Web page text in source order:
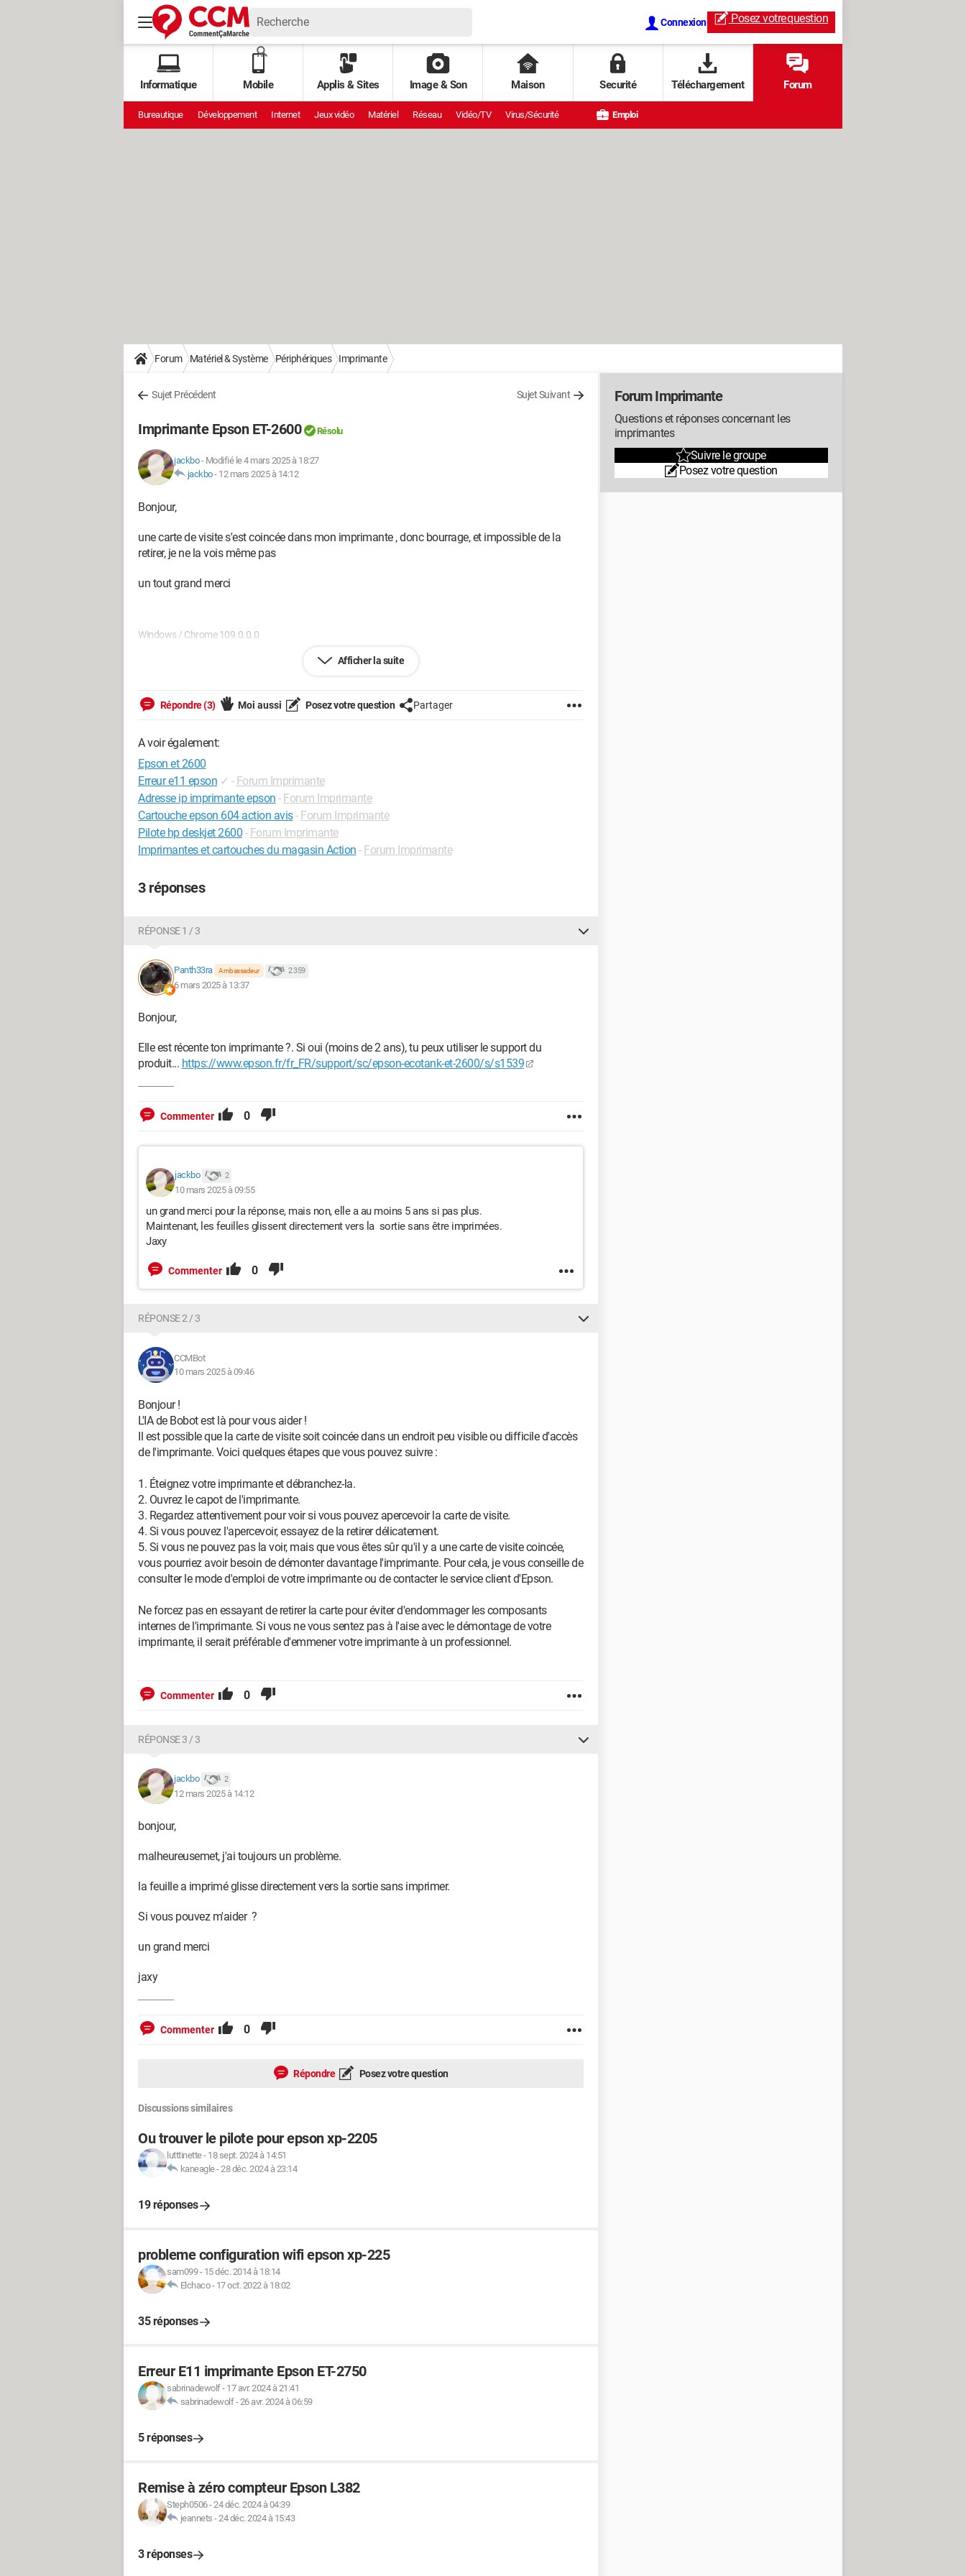
Connexion Posez votrequestion
Informatique Mobile Applis & Sites Image & Son Maison Securité Téléchargement Forum
Bureautique Développement Internet Jeux vidéo Matériel Réseau Vidéo/TV Virus/Sécurité Emploi
Forum Matériel & Système Périphériques Imprimante
Sujet Précédent Sujet Suivant
Imprimante Epson ET-2600 Résolu
jackbo- Modifié le 4 mars 2025 à 18:27
jackbo- 12 mars 2025 à 14:12
Bonjour,
une carte de visite s'est coincée dans mon imprimante , donc bourrage, et impossible de la
retirer, je ne la vois même pas
un tout grand merci
Windows / Chrome 109.0.0.0
Afficher la suite
Répondre (3) Moi aussi Posez votre question Partager
A voir également:
Epson et 2600
Erreur e11 epson ✓ - Forum Imprimante
Adresse ip imprimante epson - Forum Imprimante
Cartouche epson 604 action avis- Forum Imprimante
Pilote hp deskjet 2600 - Forum Imprimante
Imprimantes et cartouches du magasin Action - Forum Imprimante
3 réponses
RÉPONSE 1 / 3
Panth33ra Ambassadeur 2 359
6 mars 2025 à 13:37
Bonjour,
Elle est récente ton imprimante ?. Si oui (moins de 2 ans), tu peux utiliser le support du
produit... https://www.epson.fr/fr_FR/support/sc/epson-ecotank-et-2600/s/s1539
Commenter 0
jackbo 2
10 mars 2025 à 09:55
un grand merci pour la réponse, mais non, elle a au moins 5 ans si pas plus.
Maintenant, les feuilles glissent directement vers la sortie sans être imprimées.
Jaxy
Commenter 0
RÉPONSE 2 / 3
CCMBot
10 mars 2025 à 09:46
Bonjour !
L'IA de Bobot est là pour vous aider !
Il est possible que la carte de visite soit coincée dans un endroit peu visible ou difficile d'accès
de l'imprimante. Voici quelques étapes que vous pouvez suivre :
1. Éteignez votre imprimante et débranchez-la.
2. Ouvrez le capot de l'imprimante.
3. Regardez attentivement pour voir si vous pouvez apercevoir la carte de visite.
4. Si vous pouvez l'apercevoir, essayez de la retirer délicatement.
5. Si vous ne pouvez pas la voir, mais que vous êtes sûr qu'il y a une carte de visite coincée,
vous pourriez avoir besoin de démonter davantage l'imprimante. Pour cela, je vous conseille de
consulter le mode d'emploi de votre imprimante ou de contacter le service client d'Epson.
Ne forcez pas en essayant de retirer la carte pour éviter d'endommager les composants
internes de l'imprimante. Si vous ne vous sentez pas à l'aise avec le démontage de votre
imprimante, il serait préférable d'emmener votre imprimante à un professionnel.
Commenter 0
RÉPONSE 3 / 3
jackbo 2
12 mars 2025 à 14:12
bonjour,
malheureusemet, j'ai toujours un problème.
la feuille a imprimé glisse directement vers la sortie sans imprimer.
Si vous pouvez m'aider ?
un grand merci
jaxy
Commenter 0
Répondre Posez votre question
Discussions similaires
Ou trouver le pilote pour epson xp-2205
lutttinette- 18 sept. 2024 à 14:51
kaneagle-28 déc. 2024 à 23:14
19 réponses
probleme configuration wifi epson xp-225
sam099- 15 déc. 2014 à 18:14
Elchaco- 17 oct. 2022 à 18:02
35 réponses
Erreur E11 imprimante Epson ET-2750
sabrinadewolf- 17 avr. 2024 à 21:41
sabrinadewolf-26 avr. 2024 à 06:59
5 réponses
Remise à zéro compteur Epson L382
Steph0506-24 déc. 2024 à 04:39
jeannets -24 déc. 2024 à 15:43
3 réponses
Forum Imprimante
Questions et réponses concernant les
imprimantes
Suivre le groupe
Posez votre question